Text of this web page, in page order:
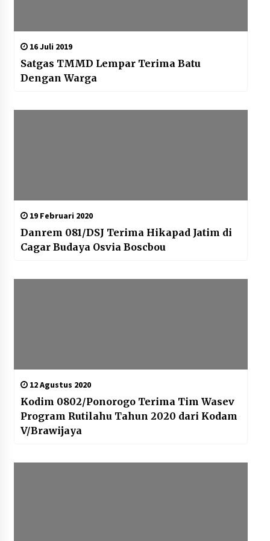
16 Juli 2019
Satgas TMMD Lempar Terima Batu
Dengan Warga
19 Februari 2020
Danrem 081/DSJ Terima Hikapad Jatim di
Cagar Budaya Osvia Boscbou
12 Agustus 2020
Kodim 0802/Ponorogo Terima Tim Wasev
Program Rutilahu Tahun 2020 dari Kodam
V/Brawijaya